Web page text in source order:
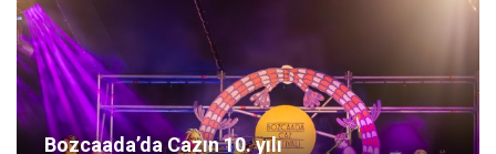
Bozcaada’da Cazın 10. yılı